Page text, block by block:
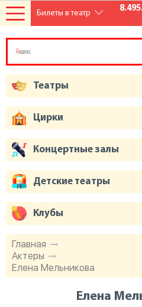
Главная
Актеры
Елена Мельникова
Елена
Театры
Цирки
Концертные залы
Детские театры
Клубы
Билеты в театр